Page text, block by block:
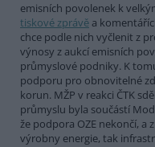
emisních povolenek k
tiskové zprávě a
chce podle nich vyčlenit z
výnosy z aukcí emisních
průmyslové podniky. K
podporu pro obnovitelné
korun. MŽP v reakci ČTK
průmyslu byla součástí
že podpora OZE nekončí,
výrobny energie, tak